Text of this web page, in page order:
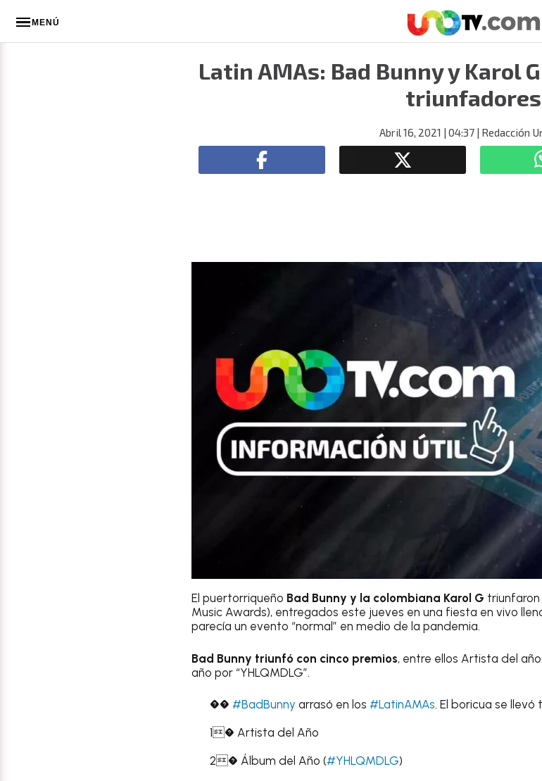
MENÚ
Latin AMAs: Bad Bunny y Karol
triunfadores
Abril 16, 2021 | 04:37| Redacción
El puertorriqueño Bad Bunny y la colombiana Karol G triunfaron
Music Awards), entregados este jueves en una fiesta en vivo
parecía un evento “normal” en medio de la pandemia.
Bad Bunny triunfó con cinco premios, entre ellos Artista del
año por “YHLQMDLG”.
�� #BadBunny arrasó en los #LatinAMAs. El boricua se
1� Artista del Año
2� Álbum del Año (#YHLQMDLG)